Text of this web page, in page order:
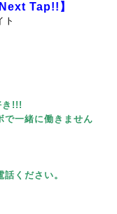
Tap!!】
ト
き!!!
で一緒に働きません
ください。